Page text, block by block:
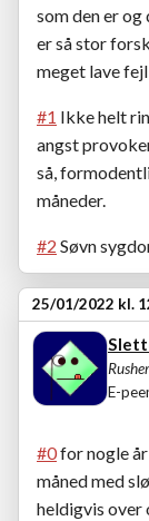
som den er
er så stor
meget lave
#1 Ikke helt
angst
så,
måneder.
#2 Søvn
25/01/2022 kl.
Rusher
E-
#0for nogle år
måned med
heldigvis over